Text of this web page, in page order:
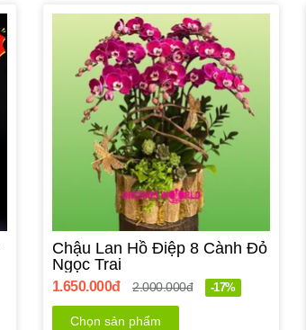
Chậu Lan Hồ Điệp 8 Cành Đỏ
Ngọc Trai
1.650.000đ 2.000.000đ -17%
Chọn sản phẩm